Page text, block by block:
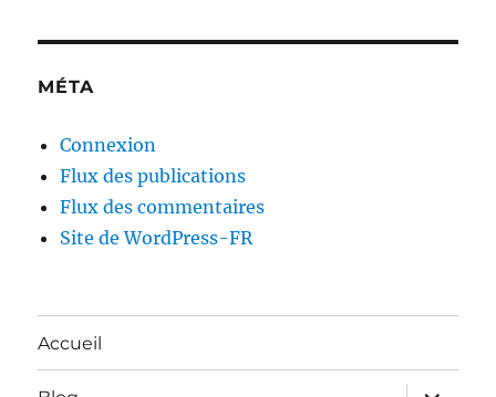
MÉTA
Connexion
Flux des publications
Flux des commentaires
Site de WordPress-FR
Accueil
ouvrir